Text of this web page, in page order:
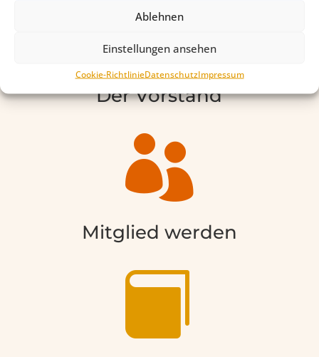
Ablehnen
Einstellungen ansehen
Cookie-RichtlinieDatenschutzImpressum

Der Vorstand

Mitglied werden
